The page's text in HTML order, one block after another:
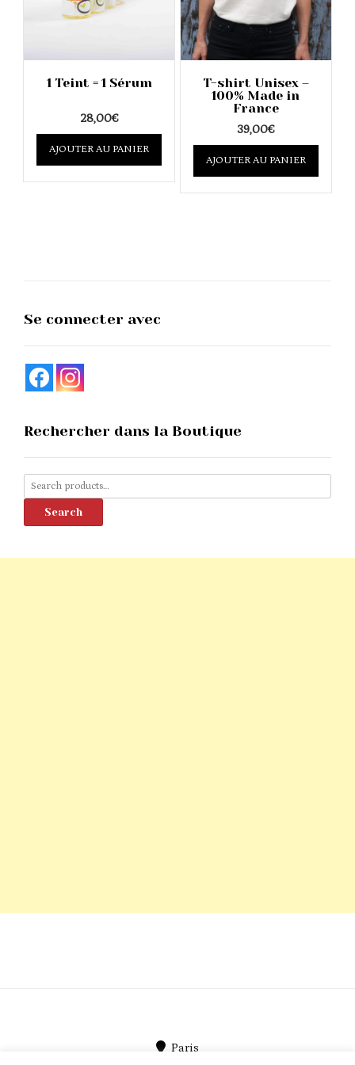
product
page
the
product
page
1 Teint = 1 Sérum
28,00€
AJOUTER AU PANIER
This
has
multiple
variants.
T-shirt Unisex –
100% Made in
France
39,00€
AJOUTER AU PANIER
This
has
multiple
Se connecter avec
Rechercher dans la Boutique
Search
for:
Search
Paris